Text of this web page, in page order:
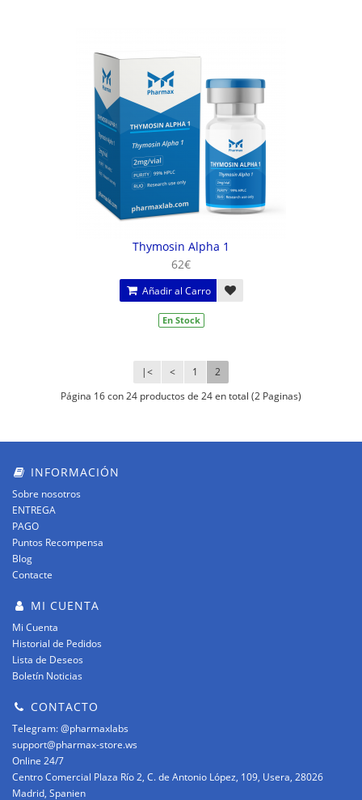
Thymosin Alpha 1
62€
Añadir al Carro
En Stock
|< < 1 2
Página 16 con 24 productos de 24 en total (2 Paginas)
INFORMACIÓN
Sobre nosotros
ENTREGA
PAGO
Puntos Recompensa
Blog
Contacte
MI CUENTA
Mi Cuenta
Historial de Pedidos
Lista de Deseos
Boletín Noticias
CONTACTO
Telegram: @pharmaxlabs
support@pharmax-store.ws
Online 24/7
Centro Comercial Plaza Río 2, C. de Antonio López, 109, Usera, 28026
Madrid, Spanien